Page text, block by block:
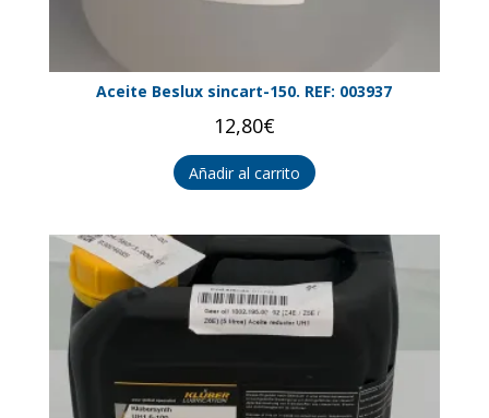
Aceite Beslux sincart-150. REF: 003937
12,80€
Añadir al carrito